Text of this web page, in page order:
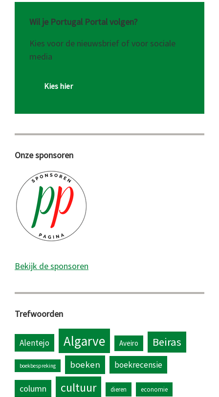
Wil je Portugal Portal volgen?
Kies voor de nieuwsbrief of voor sociale
media
Kies hier
Onze sponsoren
Bekijk de sponsoren
Trefwoorden
Alentejo Algarve Aveiro Beiras
boekbespreking boeken boekrecensie
column cultuur dieren economie